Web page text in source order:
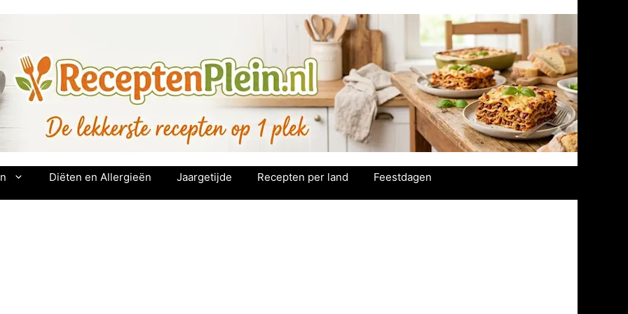
Diëten en Allergieën Jaargetijde Recepten per land Feestdagen